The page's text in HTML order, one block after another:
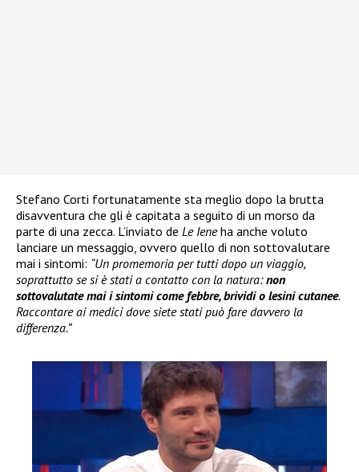
Stefano Corti fortunatamente sta meglio dopo la brutta
disavventura che gli è capitata a seguito di un morso da
parte di una zecca. L’inviato de Le Ieneha anche voluto
lanciare un messaggio, ovvero quello di non sottovalutare
mai i sintomi: “Un promemoria per tutti dopo un viaggio,
soprattutto se si è stati a contatto con la natura:non
sottovalutate mai i sintomi come febbre, brividi o lesini cutanee.
Raccontare ai medici dove siete stati può fare davvero la
differenza.”